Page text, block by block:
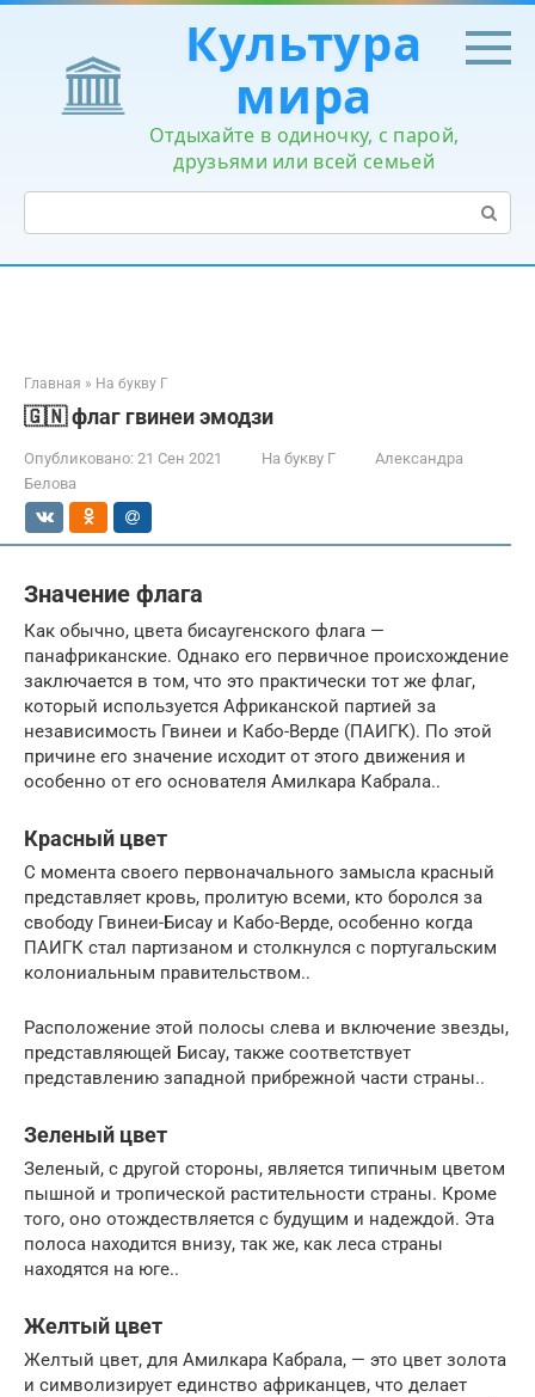
Перейти
контенту
Культура
мира
Отдыхайте в одиночку, с парой,
друзьями или всей семьей
Поиск:
Главная » На букву Г
🇬🇳 флаг гвинеи эмодзи
Опубликовано: 21 Сен 2021 На букву Г
Александра
Белова
Значение флага
Как обычно, цвета бисаугенского флага —
панафриканские. Однако его первичное происхождение
заключается в том, что это практически тот же флаг,
который используется Африканской партией за
независимость Гвинеи и Кабо-Верде (ПАИГК). По этой
причине его значение исходит от этого движения и
особенно от его основателя Амилкара Кабрала..
Красный цвет
С момента своего первоначального замысла красный
представляет кровь, пролитую всеми, кто боролся за
свободу Гвинеи-Бисау и Кабо-Верде, особенно когда
ПАИГК стал партизаном и столкнулся с португальским
колониальным правительством..
Расположение этой полосы слева и включение звезды,
представляющей Бисау, также соответствует
представлению западной прибрежной части страны..
Зеленый цвет
Зеленый, с другой стороны, является типичным цветом
пышной и тропической растительности страны. Кроме
того, оно отождествляется с будущим и надеждой. Эта
полоса находится внизу, так же, как леса страны
находятся на юге..
Желтый цвет
Желтый цвет, для Амилкара Кабрала, — это цвет золота
и символизирует единство африканцев, что делает